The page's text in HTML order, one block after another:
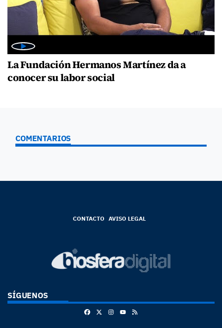
La Fundación Hermanos Martínez da a
conocer su labor social
COMENTARIOS
CONTACTO AVISO LEGAL
SÍGUENOS
FacebookInstagram